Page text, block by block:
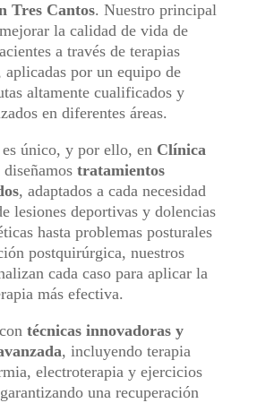
Tres Cantos. Nuestro principal
la calidad de vida de
a través de terapias
aplicadas por un equipo de
altamente cualificados y
en diferentes áreas.
es único, y por ello, en Clínica
diseñamos tratamientos
, adaptados a cada necesidad
lesiones deportivas y dolencias
hasta problemas posturales
postquirúrgica, nuestros
cada caso para aplicar la
más efectiva.
técnicas innovadoras y
, incluyendo terapia
electroterapia y ejercicios
una recuperación